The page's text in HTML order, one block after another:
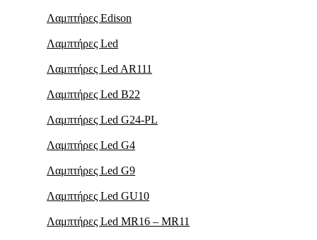
Λαμπτήρες Edison
Λαμπτήρες Led
Λαμπτήρες Led AR111
Λαμπτήρες Led B22
Λαμπτήρες Led G24-PL
Λαμπτήρες Led G4
Λαμπτήρες Led G9
Λαμπτήρες Led GU10
Λαμπτήρες Led MR16 – MR11